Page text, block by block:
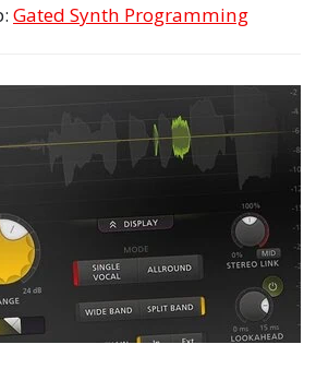
Gated Synth Programming